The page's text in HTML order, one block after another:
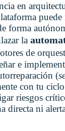
en
puede
forma
la
de
e
(
con tu
riesgos
directa ni